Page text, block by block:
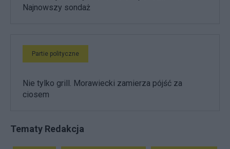
Najnowszy sondaż
Partie polityczne
Nie tylko grill. Morawiecki zamierza pójść za
ciosem
Tematy Redakcja